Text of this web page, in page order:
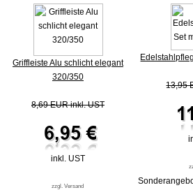
Griffleiste Alu schlicht elegant
320/350
8,69 EUR inkl. UST
inkl. UST
zzgl. Versand
13,95